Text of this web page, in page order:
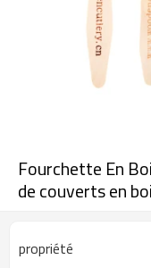
Fourchette En
de couverts en
propriété